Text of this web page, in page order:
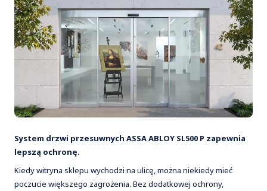
System drzwi przesuwnych ASSA ABLOY SL500 P zapewnia
lepszą ochronę.
Kiedy witryna sklepu wychodzi na ulicę, można niekiedy mieć
poczucie większego zagrożenia. Bez dodatkowej ochrony,